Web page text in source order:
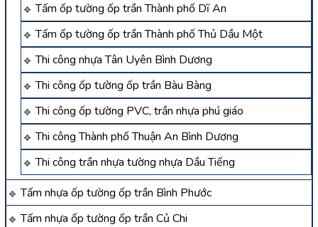
Tấm ốp tường ốp trần Thành phố Dĩ An
Tấm ốp tường ốp trần Thành phố Thủ Dầu Một
Thi công nhựa Tân Uyên Bình Dương
Thi công ốp tường ốp trần Bàu Bàng
Thi công ốp tường PVC, trần nhựa phú giáo
Thi công Thành phố Thuận An Bình Dương
Thi công trần nhựa tường nhựa Dầu Tiếng
Tấm nhựa ốp tường ốp trần Bình Phước
Tấm nhựa ốp tường ốp trần Củ Chi